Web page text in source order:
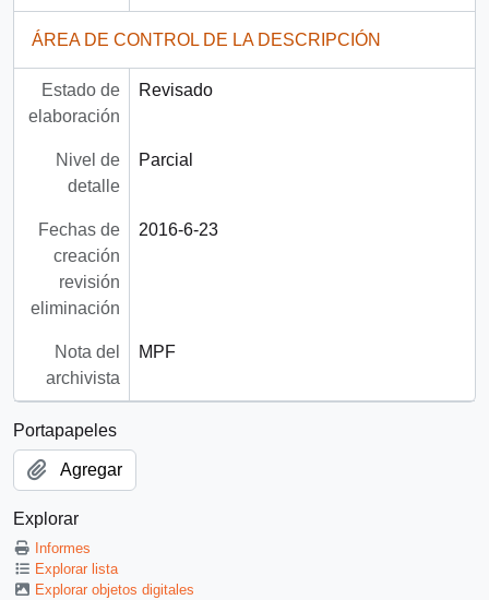
ÁREA DE CONTROL DE LA DESCRIPCIÓN
Estado de
elaboración
Revisado
Nivel de
detalle
Parcial
Fechas de
creación
revisión
eliminación
2016-6-23
Nota del
archivista
MPF
Portapapeles
Agregar
Explorar
Informes
Explorar lista
Explorar objetos digitales